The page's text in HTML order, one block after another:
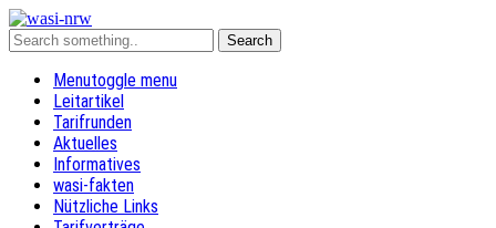
Menutoggle menu
Leitartikel
Tarifrunden
Aktuelles
Informatives
wasi-fakten
Nützliche Links